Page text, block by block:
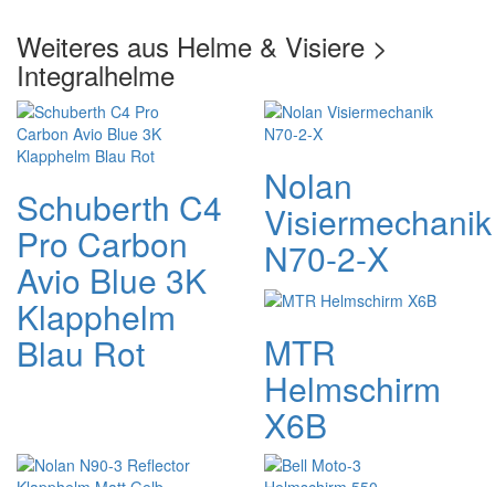
Weiteres aus Helme & Visiere >
Integralhelme
Schuberth C4
Pro Carbon
Avio Blue 3K
Klapphelm
Blau Rot
Nolan
Visiermechanik
N70-2-X
MTR
Helmschirm
X6B